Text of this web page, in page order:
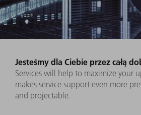
Jesteśmy dla Ciebie przez całą
Services will help to maximize your
makes service support even more
and projectable.